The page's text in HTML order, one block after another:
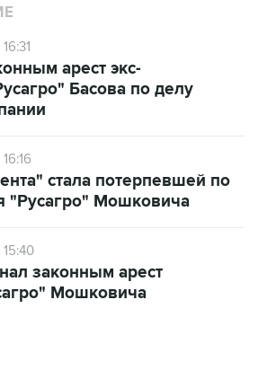
Басова по делу
"Русагро" Мошковича
Мошковича